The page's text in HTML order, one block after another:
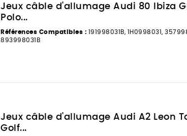
Jeux câble d'allumage Audi 80 Ibiza
Polo...
Références Compatibles : 191998031B, 1H0998031,
893998031B
Jeux câble d'allumage Audi A2 Leon
Golf...